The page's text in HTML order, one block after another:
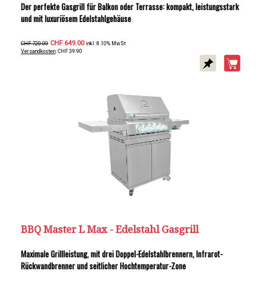
Der perfekte Gasgrill für Balkon oder Terrasse: kompakt, leistungsstark
und mit luxuriösem Edelstahlgehäuse
CHF 720.00 CHF 649.00 inkl. 8.10% MwSt
Versandkosten: CHF 39.90
BBQ Master L Max - Edelstahl Gasgrill
Maximale Grillleistung, mit drei Doppel-Edelstahlbrennern, Infrarot-
Rückwandbrenner und seitlicher Hochtemperatur-Zone